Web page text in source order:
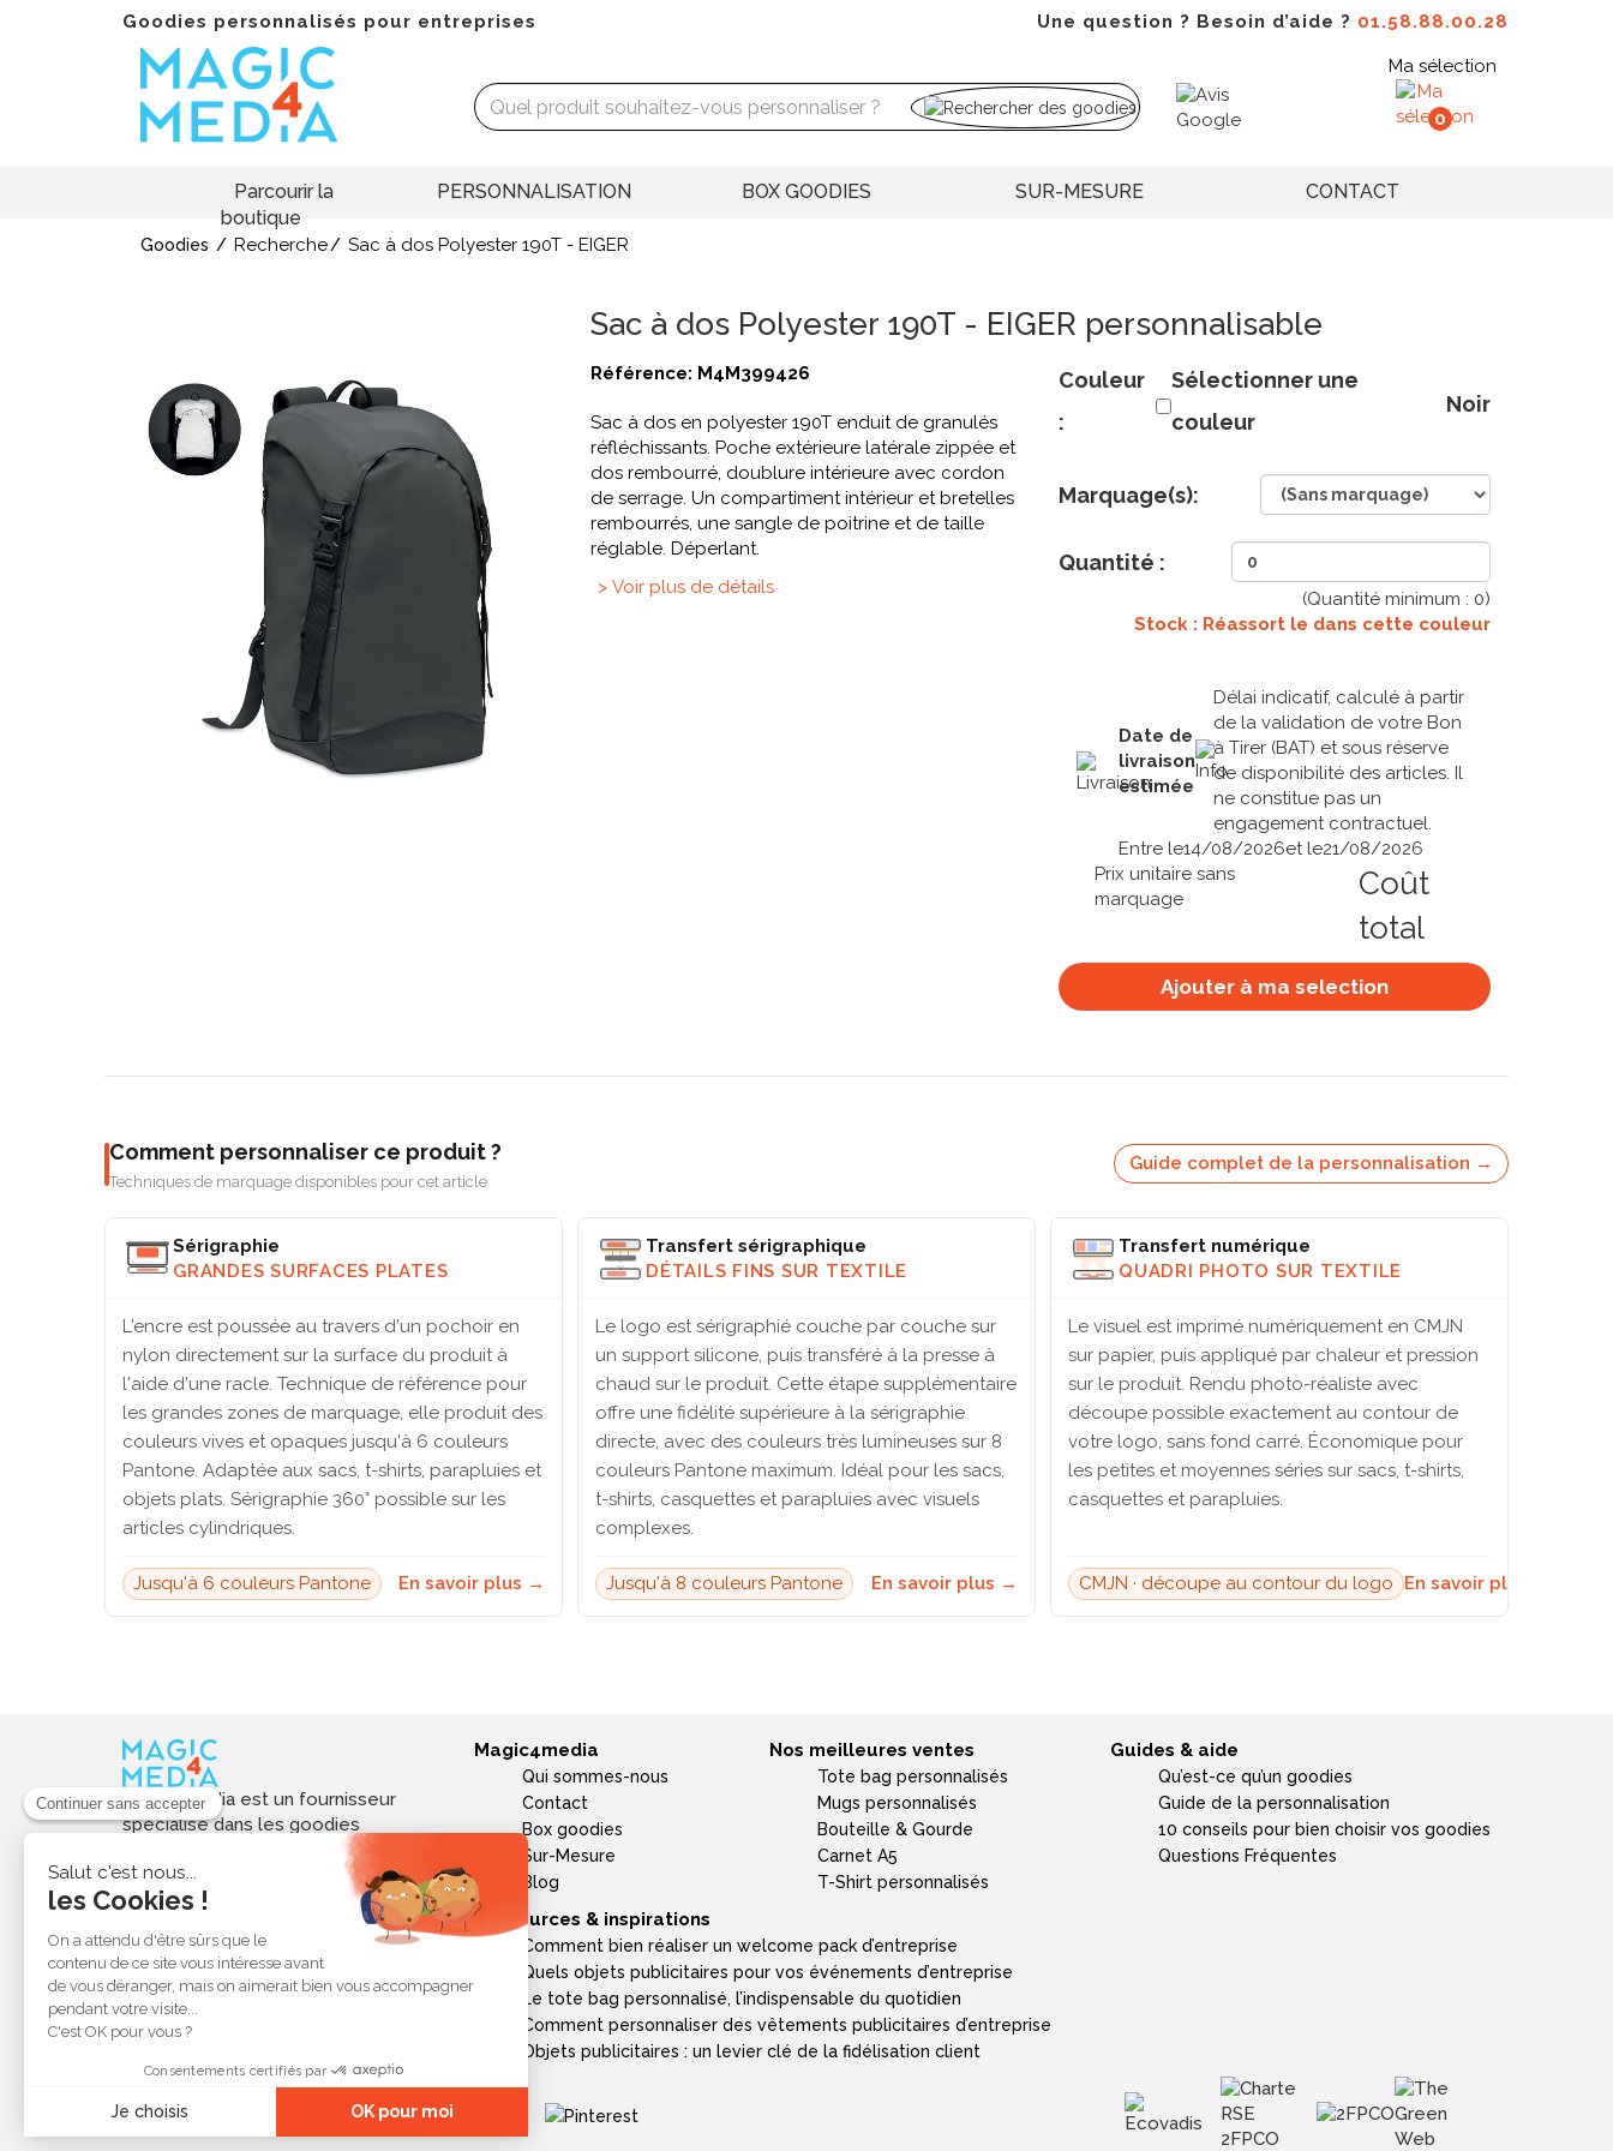
Goodies personnalisés pour entreprises Une question ? Besoin d’aide ? 01.58.88.00.28
Ma sélection
0
Parcourir la
boutique
PERSONNALISATION BOX GOODIES SUR-MESURE CONTACT
Goodies Recherche Sac à dos Polyester 190T - EIGER
Sac à dos Polyester 190T - EIGER personnalisable
Référence: M4M399426
Sac à dos en polyester 190T enduit de granulés
réfléchissants. Poche extérieure latérale zippée et
dos rembourré, doublure intérieure avec cordon
de serrage. Un compartiment intérieur et bretelles
rembourrés, une sangle de poitrine et de taille
réglable. Déperlant.
> Voir plus de détails
Couleur
:
Sélectionner une
couleur
Noir
Marquage(s):
Quantité :
(Quantité minimum : 0)
Stock : Réassort le dans cette couleur
Date de
livraison
estimée
Délai indicatif, calculé à partir
de la validation de votre Bon
à Tirer (BAT) et sous réserve
de disponibilité des articles. Il
ne constitue pas un
engagement contractuel.
Entre le14/08/2026et le21/08/2026
Prix unitaire sans
marquage
Coût
total
Ajouter à ma selection
Comment personnaliser ce produit ?
Techniques de marquage disponibles pour cet article
Guide complet de la personnalisation →
Sérigraphie
GRANDES SURFACES PLATES
L'encre est poussée au travers d'un pochoir en
nylon directement sur la surface du produit à
l'aide d'une racle. Technique de référence pour
les grandes zones de marquage, elle produit des
couleurs vives et opaques jusqu'à 6 couleurs
Pantone. Adaptée aux sacs, t-shirts, parapluies et
objets plats. Sérigraphie 360° possible sur les
articles cylindriques.
Jusqu'à 6 couleurs Pantone En savoir plus →
Transfert sérigraphique
DÉTAILS FINS SUR TEXTILE
Le logo est sérigraphié couche par couche sur
un support silicone, puis transféré à la presse à
chaud sur le produit. Cette étape supplémentaire
offre une fidélité supérieure à la sérigraphie
directe, avec des couleurs très lumineuses sur 8
couleurs Pantone maximum. Idéal pour les sacs,
t-shirts, casquettes et parapluies avec visuels
complexes.
Jusqu'à 8 couleurs Pantone En savoir plus →
Transfert numérique
QUADRI PHOTO SUR TEXTILE
Le visuel est imprimé numériquement en CMJN
sur papier, puis appliqué par chaleur et pression
sur le produit. Rendu photo-réaliste avec
découpe possible exactement au contour de
votre logo, sans fond carré. Économique pour
les petites et moyennes séries sur sacs, t-shirts,
casquettes et parapluies.
CMJN · découpe au contour du logo En savoir plus →
Magic4media est un fournisseur
spécialisé dans les goodies
personnalisés et objets publicitaires
pour les entreprises. Nous
sélectionnons des produits utiles,
tendances et responsables pour
valoriser votre image de marque,
soutenir vos actions de
communication et réussir vos
opérations événementielles,
Magic4media
Qui sommes-nous
Contact
Box goodies
Sur-Mesure
Blog
Nos meilleures ventes
Tote bag personnalisés
Mugs personnalisés
Bouteille & Gourde
Carnet A5
T-Shirt personnalisés
Guides & aide
Qu’est-ce qu’un goodies
Guide de la personnalisation
10 conseils pour bien choisir vos goodies
Questions Fréquentes
Ressources & inspirations
Comment bien réaliser un welcome pack d’entreprise
Quels objets publicitaires pour vos événements d’entreprise
Le tote bag personnalisé, l’indispensable du quotidien
Comment personnaliser des vêtements publicitaires d’entreprise
Objets publicitaires : un levier clé de la fidélisation client